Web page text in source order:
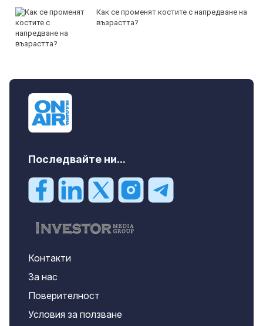
Как се променят костите с напредване на
възрастта?
Последвайте ни...
Контакти
За нас
Поверителност
Условия за ползване